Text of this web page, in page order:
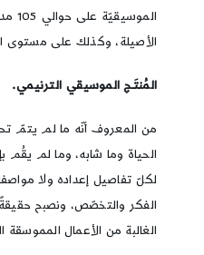
الأصيلة، وكذلك على مستوى
المُنتَـج الموسيقي الترنيمي.
من المعروف أنّه ما لم يتمّ
الحياة وما شابه، وما لم
لكلّ تفاصيل إعداده ولا
الفكر والتخصّص، ونصبح
الغالبة من الأعمال المموسقة